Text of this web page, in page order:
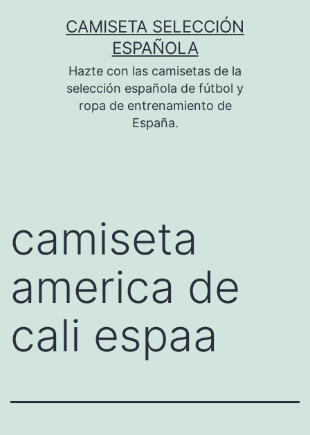
CAMISETA SELECCIÓN
ESPAÑOLA
Hazte con las camisetas de la
selección española de fútbol y
ropa de entrenamiento de
España.
camiseta
america de
cali espaa